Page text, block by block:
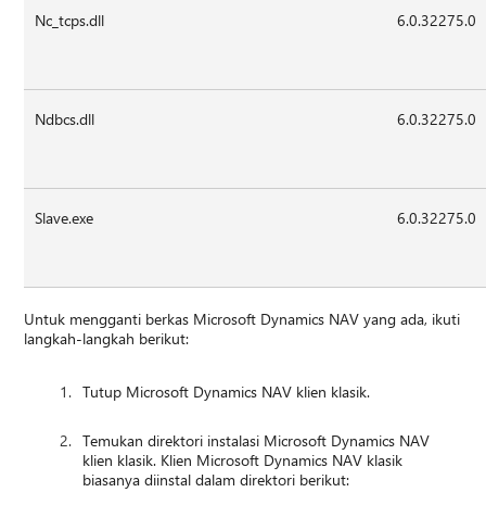
Nc_tcps.dll 6.0.32275.0
Ndbcs.dll 6.0.32275.0
Slave.exe 6.0.32275.0
Untuk mengganti berkas Microsoft Dynamics NAV yang ada, ikuti
langkah-langkah berikut:
Tutup Microsoft Dynamics NAV klien klasik.
Temukan direktori instalasi Microsoft Dynamics NAV
klien klasik. Klien Microsoft Dynamics NAV klasik
biasanya diinstal dalam direktori berikut: